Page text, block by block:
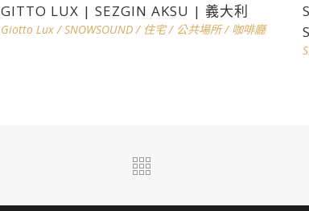
GITTO LUX | SEZGIN AKSU | 義大利
Giotto Lux/SNOWSOUND/ 住宅/ 公共場所/ 咖啡廳